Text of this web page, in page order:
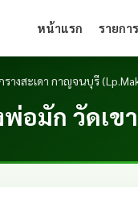
หน้าแรก รายกา
างสะเดา กาญจนบุรี
อมัก วัดเข